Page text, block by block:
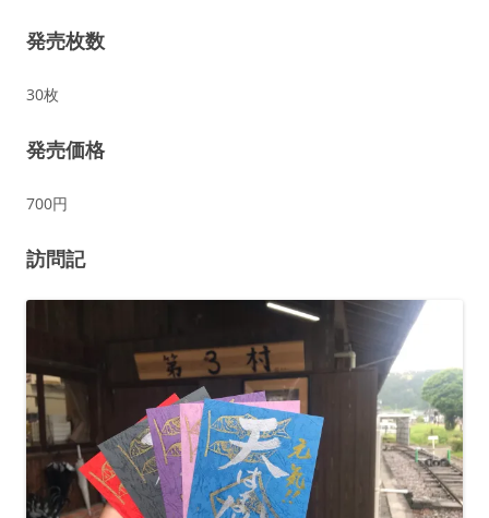
発売枚数
30枚
発売価格
700円
訪問記